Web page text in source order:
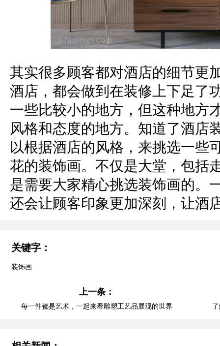
其实很多顾客都对酒店的细节更
酒店，都会做到在装修上下足了
一些比较小的地方，但这种地方
风格和态度的地方。知道了酒店
以根据酒店的风格，来挑选一些
花的装饰画。不仅是大堂，包括
是需要大家精心挑选装饰画的。
还会让顾客印象更加深刻，让酒
关键字：
装饰画
上一条：
每一件都是艺术，一起来看雕塑工艺品展现的世界